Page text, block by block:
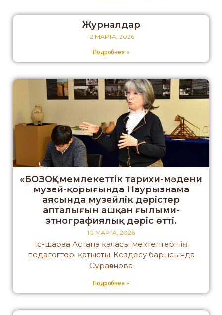
Журналдар
12 МАРТА, 2026
Подробнее »
«БОЗОҚ» мемлекеттік тарихи-мәдени
музей-қорығында Наурызнама
аясында музейлік дәрістер
апталығын ашқан ғылыми-
этнографиялық дәріс өтті.
10 МАРТА, 2026
Іс-шараға Астана қаласы мектептерінің
педагогтері қатысты. Кездесу барысында
Сұрағанова
Подробнее »